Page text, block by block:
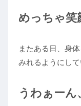
めっちゃ笑
またある日、身
みれるようにし
うわぁーん